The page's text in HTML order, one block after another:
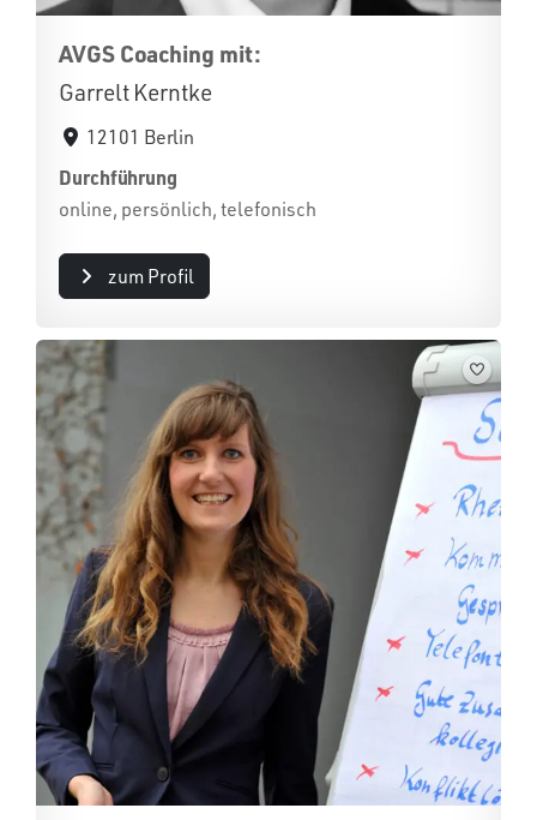
AVGS Coaching mit:
Garrelt Kerntke
12101 Berlin
Durchführung
online, persönlich, telefonisch
zum Profil